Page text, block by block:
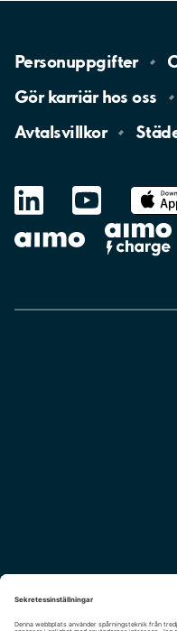
Personuppgifter
Gör karriär hososs
Avtalsvillkor